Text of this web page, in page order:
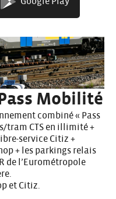
Mobilité
combiné « Pass
tram CTS en illimité +
service Citiz +
+ les parkings relais
de l’Eurométropole
et Citiz.